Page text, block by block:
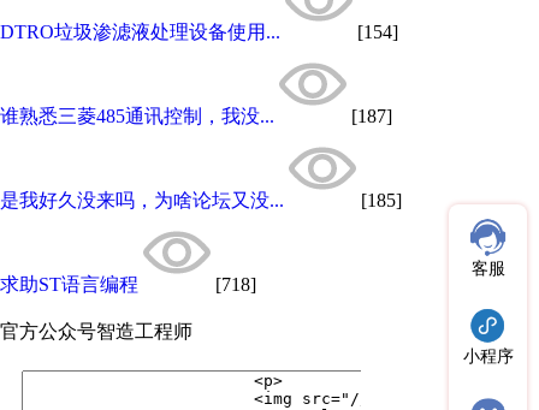
DTRO垃圾渗滤液处理设备使用... [154]
谁熟悉三菱485通讯控制，我没... [187]
是我好久没来吗，为啥论坛又没... [185]
求助ST语言编程 [718]
官方公众号智造工程师
客服
小程序